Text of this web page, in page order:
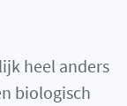
heel anders
biologisch